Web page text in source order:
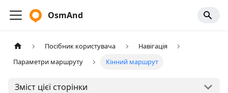
OsmAnd
Посібник користувача
Навігація
Параметри маршруту
Кінний маршрут
Зміст цієї сторінки